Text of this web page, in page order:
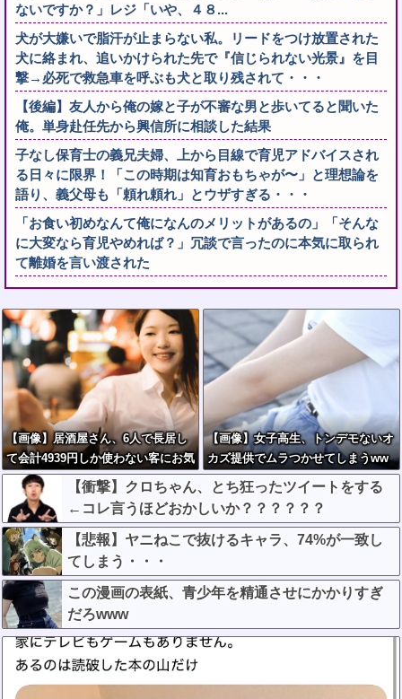
ないですか？」レジ「いや、４８...
犬が大嫌いで脂汗が止まらない私。リードをつけ放置された
犬に絡まれ、追いかけられた先で『信じられない光景』を目
撃→必死で救急車を呼ぶも犬と取り残されて・・・
【後編】友人から俺の嫁と子が不審な男と歩いてると聞いた
俺。単身赴任先から興信所に相談した結果
子なし保育士の義兄夫婦、上から目線で育児アドバイスされ
る日々に限界！「この時期は知育おもちゃが〜」と理想論を
語り、義父母も「頼れ頼れ」とウザすぎる・・・
「お食い初めなんて俺になんのメリットがあるの」「そんな
に大変なら育児やめれば？」冗談で言ったのに本気に取られ
て離婚を言い渡された
【画像】居酒屋さん、6人で長居し
て会計4939円しか使わない客にお気
持ち表明してしまう←コレどっちが
悪いんや？？？？？？
【画像】女子高生、トンデモないオ
カズ提供でムラつかせてしまうww
w
【衝撃】クロちゃん、とち狂ったツイートをする
←コレ言うほどおかしいか？？？？？？
【悲報】ヤニねこで抜けるキャラ、74%が一致し
てしまう・・・
この漫画の表紙、青少年を精通させにかかりすぎ
だろwww